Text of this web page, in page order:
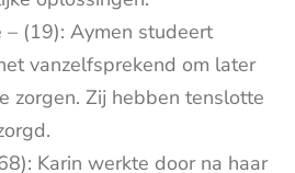
– (19): Aymen studeert
vanzelfsprekend om later
zorgen. Zij hebben tenslotte
Karin werkte door na haar